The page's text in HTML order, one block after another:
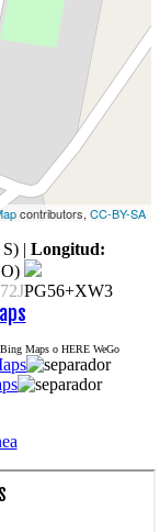
contributors, CC-BY-SA
| Longitud:
PG56+XW3
Maps o HERE WeGo